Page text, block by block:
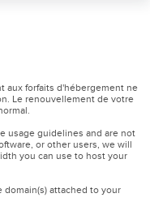
aux forfaits d'hébergement ne
Le renouvellement de votre
usage guidelines and are not
or other users, we will
you can use to host your
domain(s) attached to your